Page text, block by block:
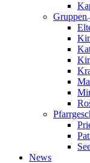
Gruppen
News